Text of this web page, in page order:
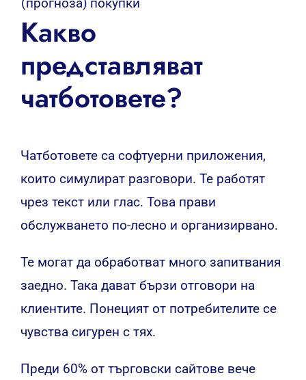
Какво
представляват
чатботовете?
Чатботовете са софтуерни приложения,
които симулират разговори. Те работят
чрез текст или глас. Това прави
обслужването по-лесно и организирвано.
Те могат да обработват много запитвания
заедно. Така дават бързи отговори на
клиентите. Понецият от потребителите се
чувства сигурен с тях.
Преди 60% от търговски сайтове вече